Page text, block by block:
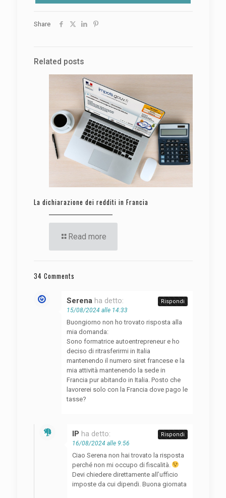
Share
Related posts
La dichiarazione dei redditi in Francia
Read more
34 Comments
Serena ha detto:
15/08/2024 alle 14:33
Buongiorno non ho trovato risposta alla
mia domanda:
Sono formatrice autoentrepreneur e ho
deciso di ritrasferirmi in Italia
mantenendo il numero siret francese e la
mia attività mantenendo la sede in
Francia pur abitando in Italia. Posto che
lavorerei solo con la Francia dove pago le
tasse?
Rispondi
IP ha detto:
16/08/2024 alle 9:56
Ciao Serena non hai trovato la risposta
perché non mi occupo di fiscalità.
Devi chiedere direttamente all’ufficio
imposte da cui dipendi. Buona giornata
Rispondi